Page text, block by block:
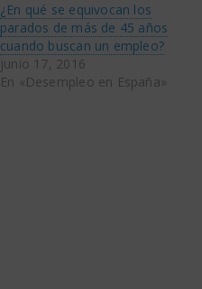
¿En qué se equivocan los
parados de más de 45 años
cuando buscan un empleo?
junio 17, 2016
En «Desempleo en España»